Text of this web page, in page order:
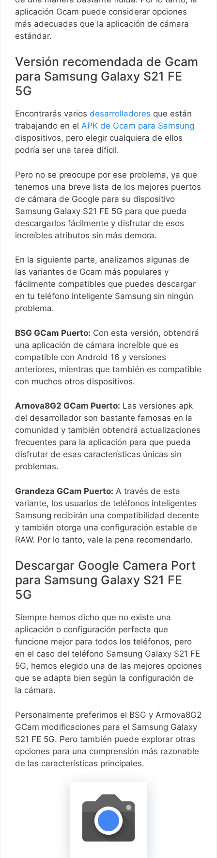
aplicación Gcam puede considerar opciones
más adecuadas que la aplicación de cámara
estándar.
Versión recomendada de Gcam
para Samsung Galaxy S21 FE
5G
Encontrarás varios desarrolladores que están
trabajando en el APK de Gcam para Samsung
dispositivos, pero elegir cualquiera de ellos
podría ser una tarea difícil.
Pero no se preocupe por ese problema, ya que
tenemos una breve lista de los mejores puertos
de cámara de Google para su dispositivo
Samsung Galaxy S21 FE 5G para que pueda
descargarlos fácilmente y disfrutar de esos
increíbles atributos sin más demora.
En la siguiente parte, analizamos algunas de
las variantes de Gcam más populares y
fácilmente compatibles que puedes descargar
en tu teléfono inteligente Samsung sin ningún
problema.
BSG GCam Puerto: Con esta versión, obtendrá
una aplicación de cámara increíble que es
compatible con Android 16 y versiones
anteriores, mientras que también es compatible
con muchos otros dispositivos.
Arnova8G2 GCam Puerto: Las versiones apk
del desarrollador son bastante famosas en la
comunidad y también obtendrá actualizaciones
frecuentes para la aplicación para que pueda
disfrutar de esas características únicas sin
problemas.
Grandeza GCam Puerto: A través de esta
variante, los usuarios de teléfonos inteligentes
Samsung recibirán una compatibilidad decente
y también otorga una configuración estable de
RAW. Por lo tanto, vale la pena recomendarlo.
Descargar Google Camera Port
para Samsung Galaxy S21 FE
5G
Siempre hemos dicho que no existe una
aplicación o configuración perfecta que
funcione mejor para todos los teléfonos, pero
en el caso del teléfono Samsung Galaxy S21 FE
5G, hemos elegido una de las mejores opciones
que se adapta bien según la configuración de
la cámara.
Personalmente preferimos el BSG y Armova8G2
GCam modificaciones para el Samsung Galaxy
S21 FE 5G. Pero también puede explorar otras
opciones para una comprensión más razonable
de las características principales.